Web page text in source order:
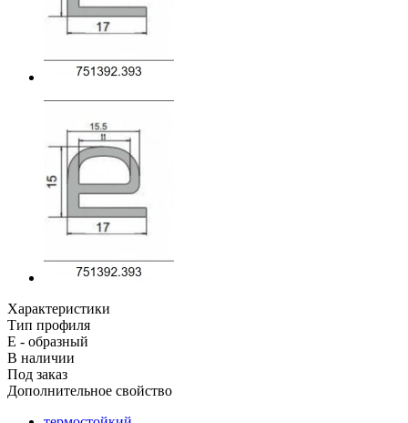
Характеристики
Тип профиля
Е - образный
В наличии
Под заказ
Дополнительное свойство